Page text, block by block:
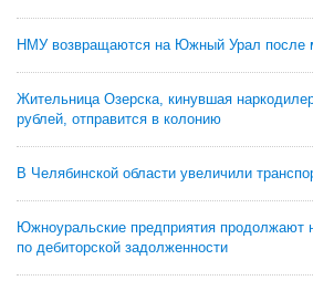
НМУ возвращаются на Южный Урал после
Жительница Озерска, кинувшая
рублей, отправится в колонию
В Челябинской области увеличили
Южноуральские предприятия продолжают
по дебиторской задолженности